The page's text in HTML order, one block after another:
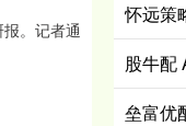
。记者通